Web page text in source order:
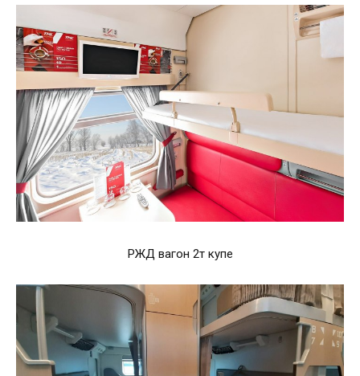
РЖД вагон 2т купе